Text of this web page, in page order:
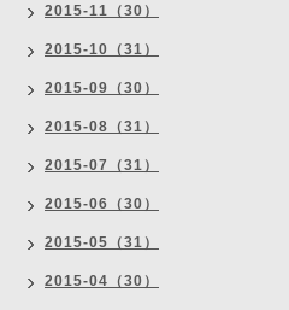
2015-11（30）
2015-10（31）
2015-09（30）
2015-08（31）
2015-07（31）
2015-06（30）
2015-05（31）
2015-04（30）